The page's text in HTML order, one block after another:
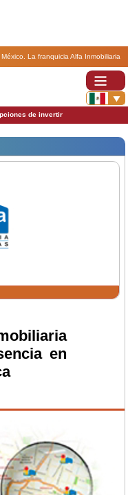
La franquicia Alfa Inmobiliaria
de la República.
de invertir
en